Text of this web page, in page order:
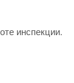
инспекции.